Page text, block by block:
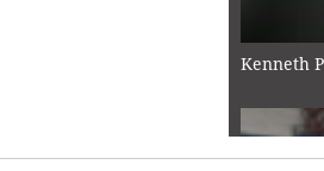
Kenneth